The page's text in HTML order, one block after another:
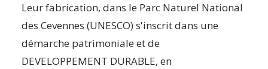
Leur fabrication, dans le Parc Naturel National
des Cevennes (UNESCO) s'inscrit dans une
démarche patrimoniale et de
DEVELOPPEMENT DURABLE, en